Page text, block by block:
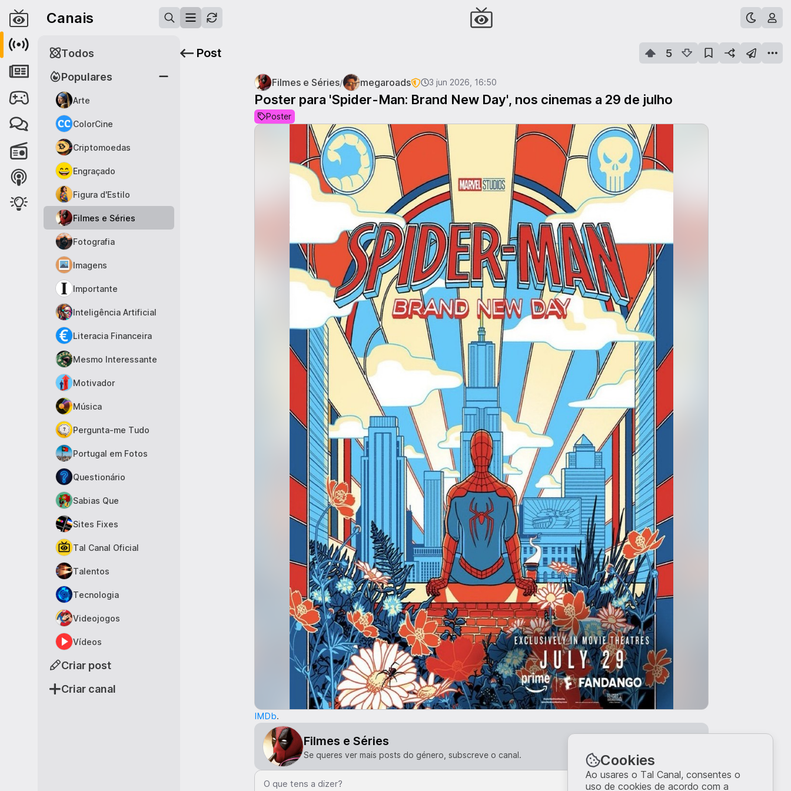
Canais
Criar canal
Criar post
Populares
Arte
ColorCine
Criptomoedas
Engraçado
Figura d'Estilo
Filmes e Séries
Fotografia
Imagens
Importante
Inteligência Artificial
Literacia Financeira
Mesmo Interessante
Motivador
Música
Pergunta-me Tudo
Portugal em Fotos
Questionário
Sabias Que
Sites Fixes
Tal Canal Oficial
Talentos
Tecnologia
Videojogos
Vídeos
Todos Post 5
Filmes e Séries/ megaroads 3 jun 2026, 16:50
Poster para 'Spider-Man: Brand New Day', nos cinemas a 29 de julho
Poster
IMDb.
Filmes e Séries
Se queres ver mais posts do género, subscreve o canal.
O que tens a dizer?
Cookies
Ao usares o Tal Canal, consentes o
uso de cookies de acordo com a